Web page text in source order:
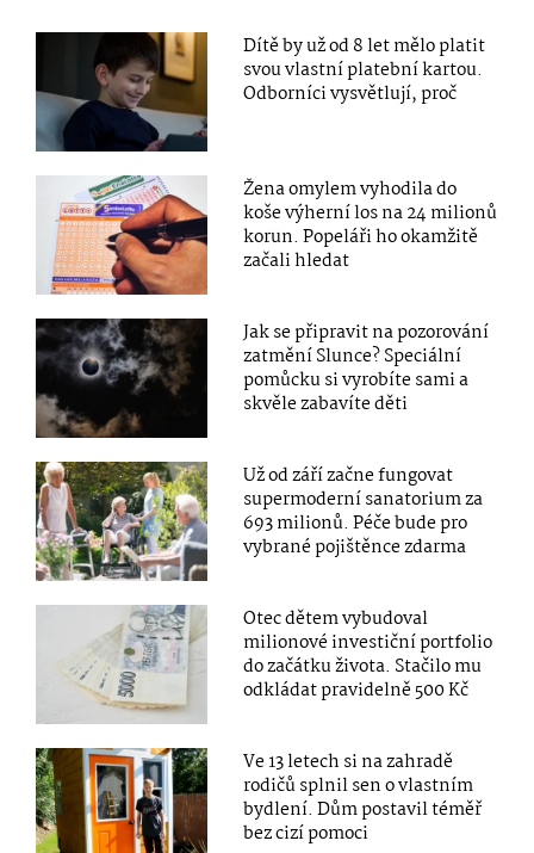
Dítě by už od 8 let mělo platit
svou vlastní platební kartou.
Odborníci vysvětlují, proč
Žena omylem vyhodila do
koše výherní los na 24 milionů
korun. Popeláři ho okamžitě
začali hledat
Jak se připravit na pozorování
zatmění Slunce? Speciální
pomůcku si vyrobíte sami a
skvěle zabavíte děti
Už od září začne fungovat
supermoderní sanatorium za
693 milionů. Péče bude pro
vybrané pojištěnce zdarma
Otec dětem vybudoval
milionové investiční portfolio
do začátku života. Stačilo mu
odkládat pravidelně 500 Kč
Ve 13 letech si na zahradě
rodičů splnil sen o vlastním
bydlení. Dům postavil téměř
bez cizí pomoci